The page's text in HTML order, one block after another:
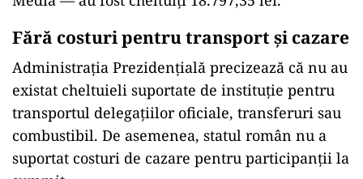
Fără costuri pentru transport și cazare
Administrația Prezidențială precizează că nu au
existat cheltuieli suportate de instituție pentru
transportul delegațiilor oficiale, transferuri sau
combustibil. De asemenea, statul român nu a
suportat costuri de cazare pentru participanții la